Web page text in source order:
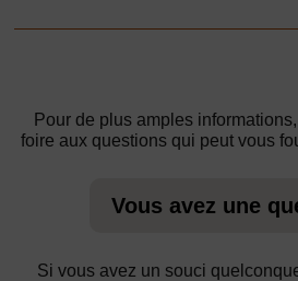
Pour de plus amples
foire aux questions qui peut vous
Vous avez une
Si vous avez un souci